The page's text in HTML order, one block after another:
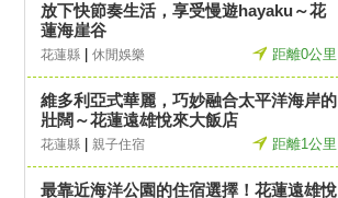
放下快節奏生活，享受慢遊hayaku～花
蓮海崖谷
花蓮縣 休閒娛樂 距離0公里
維多利亞式華麗，巧妙融合太平洋海岸的
壯闊～花蓮遠雄悅來大飯店
花蓮縣 親子住宿 距離1公里
最靠近海洋公園的住宿選擇！花蓮遠雄悅